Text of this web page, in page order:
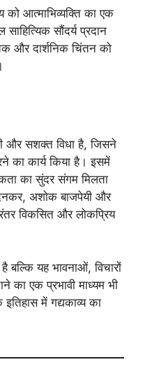
आत्माभिव्यक्ति का एक
सौंदर्य प्रदान
और दार्शनिक चिंतन को
और सशक्त विधा है, जिसने
का कार्य किया है। इसमें
का सुंदर संगम मिलता
अशोक बाजपेयी और
विकसित और लोकप्रिय
बल्कि यह भावनाओं, विचारों
का एक प्रभावी माध्यम भी
में गद्यकाव्य का